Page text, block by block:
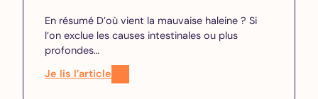
En résumé D’où vient la mauvaise haleine ? Si
l’on exclue les causes intestinales ou plus
profondes…
Je lis l’article